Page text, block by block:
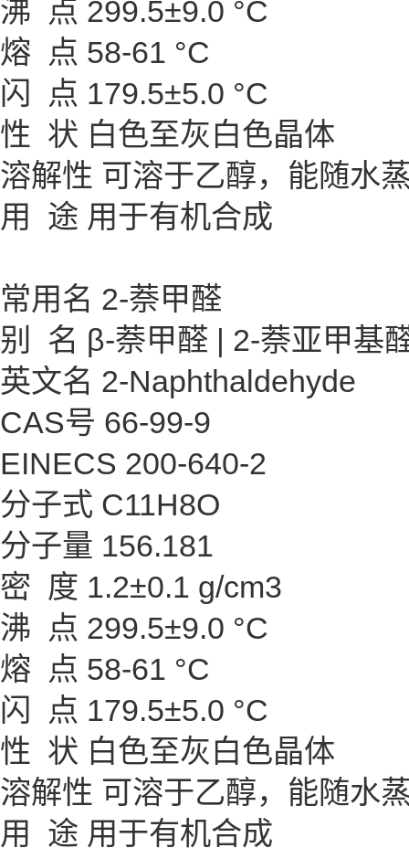
沸 点 299.5±9.0 °C
熔 点 58-61 °C
闪 点 179.5±5.0 °C
性 状 白色至灰白色晶体
溶解性 可溶于乙醇，能随水
用 途 用于有机合成
常用名 2-萘甲醛
别 名 β-萘甲醛 | 2-萘亚甲基
英文名 2-Naphthaldehyde
CAS号 66-99-9
EINECS 200-640-2
分子式 C11H8O
分子量 156.181
密 度 1.2±0.1 g/cm3
沸 点 299.5±9.0 °C
熔 点 58-61 °C
闪 点 179.5±5.0 °C
性 状 白色至灰白色晶体
溶解性 可溶于乙醇，能随水
用 途 用于有机合成